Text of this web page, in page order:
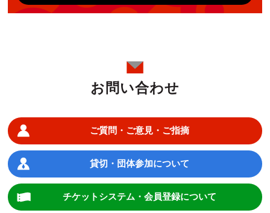
お問い合わせ
ご質問・ご意見・ご指摘
貸切・団体参加について
チケットシステム・会員登録について